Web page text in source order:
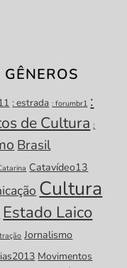
: estrada : forumbr1 :
de Cultura :
Brasil
Catavídeo13
Cultura
Estado Laico
Jornalismo
Movimentos